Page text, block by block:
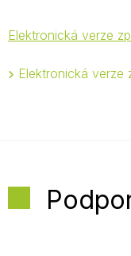
Elektronická verze
Elektronická verze